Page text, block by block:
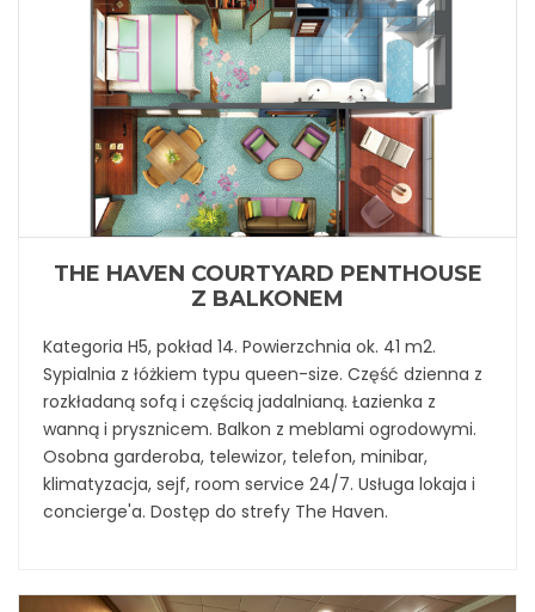
THE HAVEN COURTYARD PENTHOUSE
Z BALKONEM
Kategoria H5, pokład 14. Powierzchnia ok. 41 m2.
Sypialnia z łóżkiem typu queen-size. Część dzienna z
rozkładaną sofą i częścią jadalnianą. Łazienka z
wanną i prysznicem. Balkon z meblami ogrodowymi.
Osobna garderoba, telewizor, telefon, minibar,
klimatyzacja, sejf, room service 24/7. Usługa lokaja i
concierge'a. Dostęp do strefy The Haven.